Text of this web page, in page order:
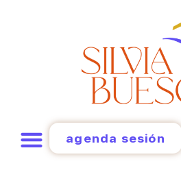
agenda sesión